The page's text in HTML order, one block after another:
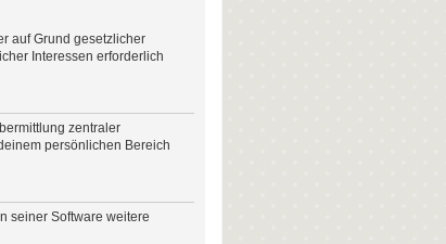
auf Grund gesetzlicher
Interessen erforderlich
zentraler
persönlichen Bereich
seiner Software weitere